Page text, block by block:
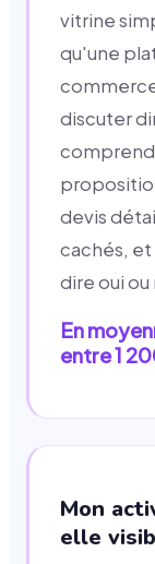
vitrine
qu'une
discuter
devis
cachés, et
dire oui
En
entre 1
Mon
elle